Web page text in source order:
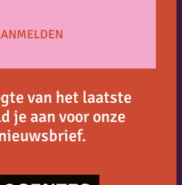
van het laatste
je aan voor onze